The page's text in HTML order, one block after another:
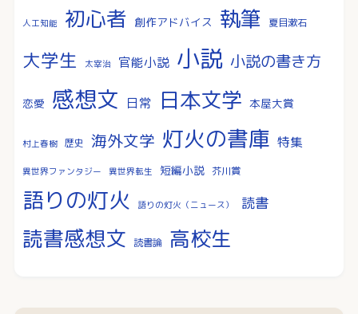
人工知能 初心者 創作アドバイス 執筆 夏目漱石
大学生 太宰治 官能小説 小説 小説の書き方
恋愛 感想文 日常 日本文学 本屋大賞
村上春樹 歴史 海外文学 灯火の書庫 特集
異世界ファンタジー 異世界転生 短編小説 芥川賞
語りの灯火 語りの灯火（ニュース） 読書
読書感想文 読書論 高校生